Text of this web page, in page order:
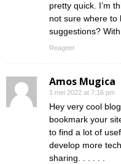
pretty quick. I’m
not sure where to
suggestions?
Reageer
Amos Mugica
1 mei 2022 at 7:16 pm
Hey very cool
bookmark your
to find a lot of
develop more
sharing. . . . . .